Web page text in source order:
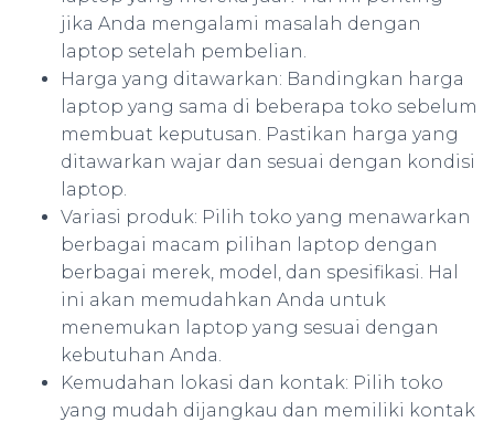
jika Anda mengalami masalah dengan
laptop setelah pembelian.
Harga yang ditawarkan: Bandingkan harga
laptop yang sama di beberapa toko sebelum
membuat keputusan. Pastikan harga yang
ditawarkan wajar dan sesuai dengan kondisi
laptop.
Variasi produk: Pilih toko yang menawarkan
berbagai macam pilihan laptop dengan
berbagai merek, model, dan spesifikasi. Hal
ini akan memudahkan Anda untuk
menemukan laptop yang sesuai dengan
kebutuhan Anda.
Kemudahan lokasi dan kontak: Pilih toko
yang mudah dijangkau dan memiliki kontak